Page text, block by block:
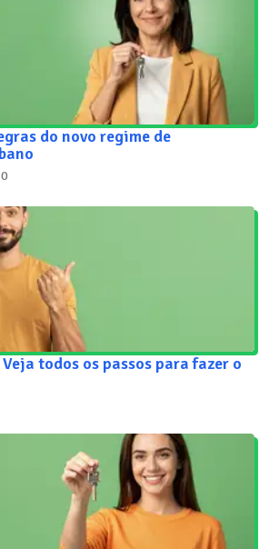
do novo regime de
todos os passos para fazer o